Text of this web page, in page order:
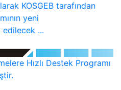
KOSGEB tarafından
yeni
...
Hızlı Destek Programı